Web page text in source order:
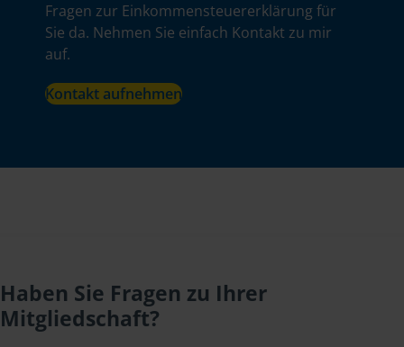
Fragen zur Einkommensteuererklärung für
Sie da. Nehmen Sie einfach Kontakt zu mir
auf.
Kontakt aufnehmen
Haben Sie Fragen zu Ihrer
Mitgliedschaft?